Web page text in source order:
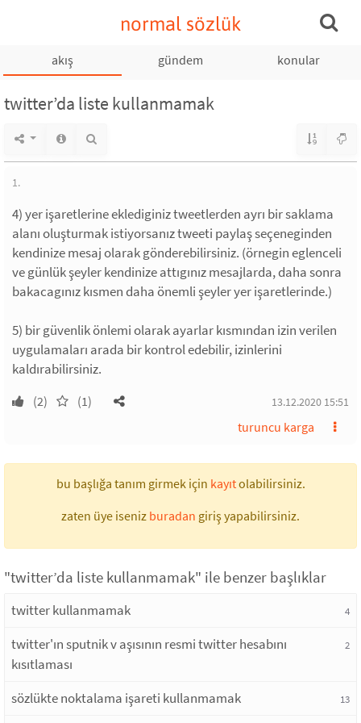
normal sözlük
akış gündem konular
twitter’da liste kullanmamak
1.
4) yer işaretlerine eklediginiz tweetlerden ayrı bir saklama
alanı oluşturmak istiyorsanız tweeti paylaş seçeneginden
kendinize mesaj olarak gönderebilirsiniz. (örnegin eglenceli
ve günlük şeyler kendinize attıgınız mesajlarda, daha sonra
bakacagınız kısmen daha önemli şeyler yer işaretlerinde.)
5) bir güvenlik önlemi olarak ayarlar kısmından izin verilen
uygulamaları arada bir kontrol edebilir, izinlerini
kaldırabilirsiniz.
(2) (1) 13.12.2020 15:51
turuncu karga
bu başlığa tanım girmek için kayıtolabilirsiniz.
zaten üye iseniz buradan giriş yapabilirsiniz.
"twitter’da liste kullanmamak" ile benzer başlıklar
twitter kullanmamak 4
twitter'ın sputnik v aşısının resmi twitter hesabını
kısıtlaması
2
sözlükte noktalama işareti kullanmamak 13